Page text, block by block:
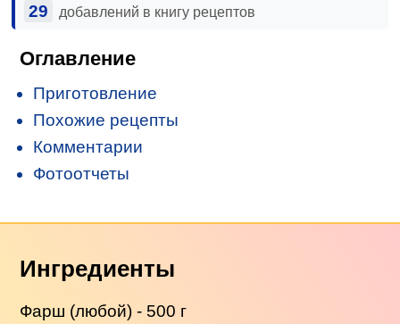
29 добавлений в книгу рецептов
Оглавление
Приготовление
Похожие рецепты
Комментарии
Фотоотчеты
Ингредиенты
Фарш (любой) - 500 г